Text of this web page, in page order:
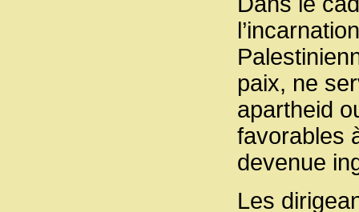
paix, ne
apartheid
favorables
devenue
Les